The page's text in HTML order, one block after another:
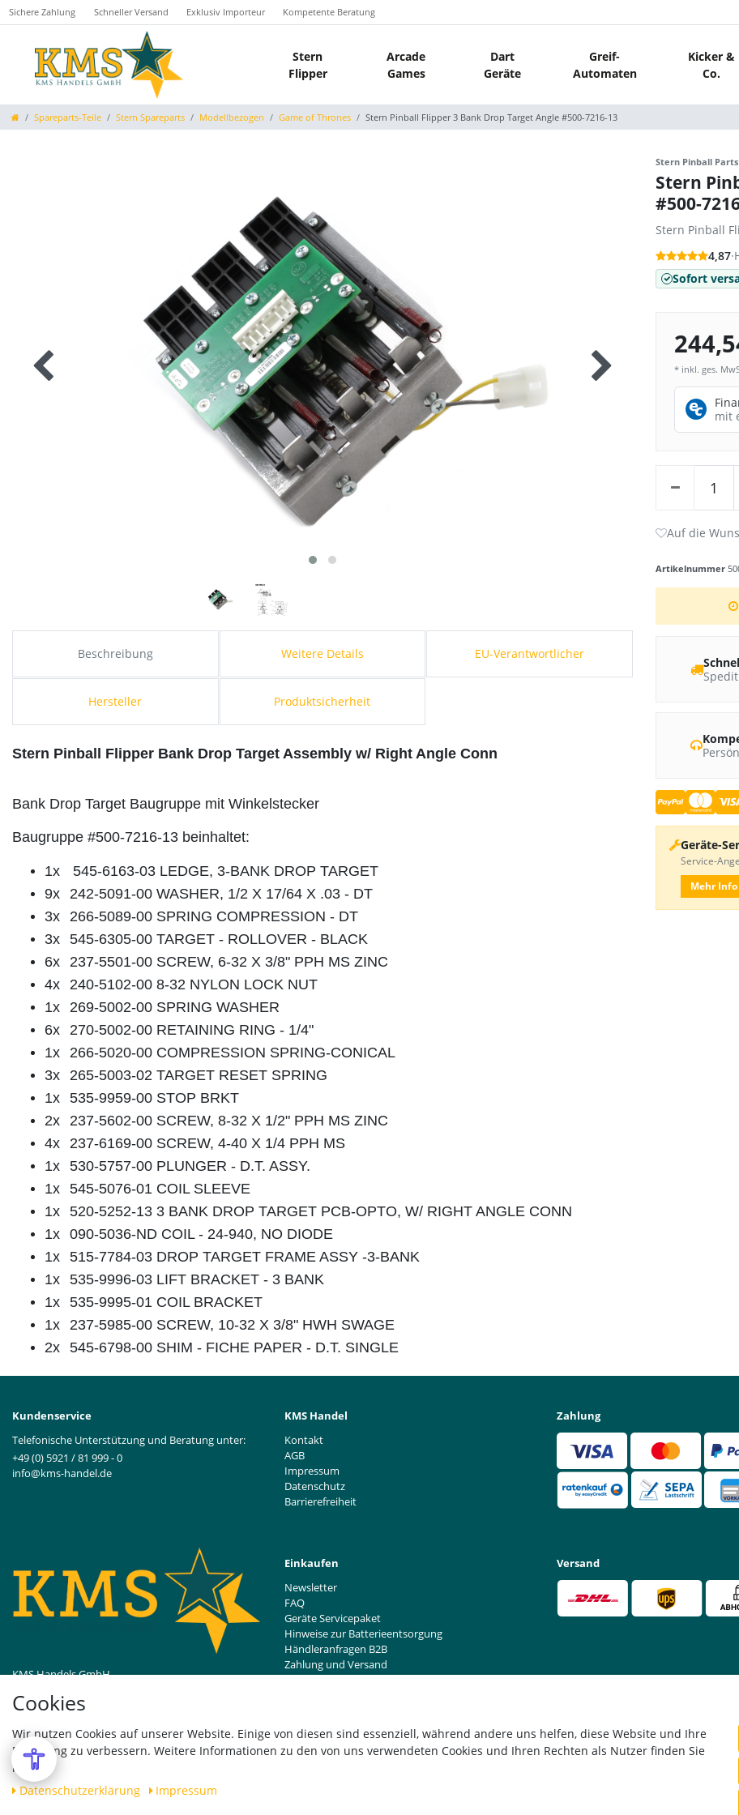
Cookies
Wir nutzen Cookies auf unserer Website. Einige von diesen sind essenziell, während andere uns helfen, diese Website und Ihre
Erfahrung zu verbessern. Weitere Informationen zu den von uns verwendeten Cookies und Ihren Rechten als Nutzer finden Sie
hier:
Daten­schutz­erklärung
Impressum
Sichere Zahlung Schneller Versand Exklusiv Importeur Kompetente Beratung
Stern
Flipper
Arcade
Games
Dart
Geräte
Greif-
Automaten
Kicker &
Co.
Spareparts-Teile Stern Spareparts Modellbezogen Game of Thrones Stern Pinball Flipper 3 Bank Drop Target Angle #500-7216-13
Beschreibung Weitere Details EU-Verantwortlicher
Hersteller Produktsicherheit
Stern Pinball Flipper Bank Drop Target Assembly w/ Right Angle Conn
Bank Drop Target Baugruppe mit Winkelstecker
Baugruppe #500-7216-13 beinhaltet:
1x
545-6163-03 LEDGE, 3-BANK DROP TARGET
9x
242-5091-00 WASHER, 1/2 X 17/64 X .03 - DT
3x
266-5089-00 SPRING COMPRESSION - DT
3x 545-6305-00 TARGET - ROLLOVER - BLACK
6x
237-5501-00 SCREW, 6-32 X 3/8" PPH MS ZINC
4x
240-5102-00 8-32 NYLON LOCK NUT
1x
269-5002-00 SPRING WASHER
6x
270-5002-00 RETAINING RING - 1/4"
1x
266-5020-00 COMPRESSION SPRING-CONICAL
3x
265-5003-02 TARGET RESET SPRING
1x 535-9959-00 STOP BRKT
2x
237-5602-00 SCREW, 8-32 X 1/2" PPH MS ZINC
4x
237-6169-00 SCREW, 4-40 X 1/4 PPH MS
1x 530-5757-00 PLUNGER - D.T. ASSY.
1x 545-5076-01 COIL SLEEVE
1x 520-5252-13 3 BANK DROP TARGET PCB-OPTO, W/ RIGHT ANGLE CONN
1x 090-5036-ND COIL - 24-940, NO DIODE
1x 515-7784-03 DROP TARGET FRAME ASSY -3-BANK
1x 535-9996-03 LIFT BRACKET - 3 BANK
1x 535-9995-01 COIL BRACKET
1x
237-5985-00 SCREW, 10-32 X 3/8" HWH SWAGE
2x 545-6798-00 SHIM - FICHE PAPER - D.T. SINGLE
Stern Pinball Parts
Stern
#500-
Stern Pinball
4,87·
Sofort
* inkl. ges.
mit
Artikelnummer
Geräte-
Service-
Mehr Info
Kundenservice
Telefonische Unterstützung und Beratung unter:
+49 (0) 5921 / 81 999 - 0
info@kms-handel.de
KMS Handel
Kontakt
AGB
Impressum
Datenschutz
Barrierefreiheit
Zahlung
KMS Handels GmbH
48529 Nordhorn, DE
Einkaufen
Newsletter
FAQ
Geräte Servicepaket
Hinweise zur Batterieentsorgung
Händleranfragen B2B
Zahlung und Versand
Widerrufsrecht
Versand